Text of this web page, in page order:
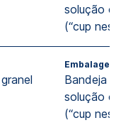
solução
(“cup
Embalagem
Bandeja a
solução
(“cup